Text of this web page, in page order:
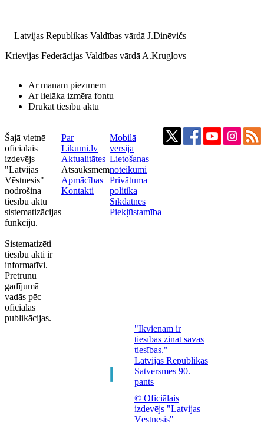
Latvijas Republikas Valdības vārdā J.Dinēvičs
Krievijas Federācijas Valdības vārdā A.Kruglovs
Ar manām piezīmēm
Ar lielāka izmēra fontu
Drukāt tiesību aktu
Šajā vietnē
oficiālais
izdevējs
"Latvijas
Vēstnesis"
nodrošina
tiesību aktu
sistematizācijas
funkciju.
Sistematizēti
tiesību akti ir
informatīvi.
Pretrunu
gadījumā
vadās pēc
oficiālās
publikācijas.
Par
Likumi.lv
Aktualitātes
Atsauksmēm
Apmācības
Kontakti
Mobilā
versija
Lietošanas
noteikumi
Privātuma
politika
Sīkdatnes
Piekļūstamība
"Ikvienam ir
tiesības zināt savas
tiesības."
Latvijas Republikas
Satversmes 90.
pants
© Oficiālais
izdevējs "Latvijas
Vēstnesis"